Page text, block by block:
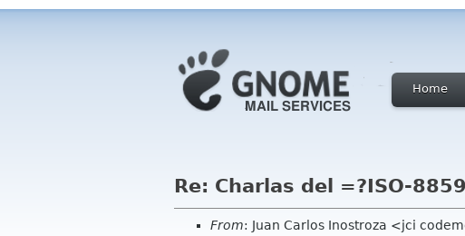
Home
Re: Charlas del =?ISO-
From: Juan Carlos Inostroza <jci